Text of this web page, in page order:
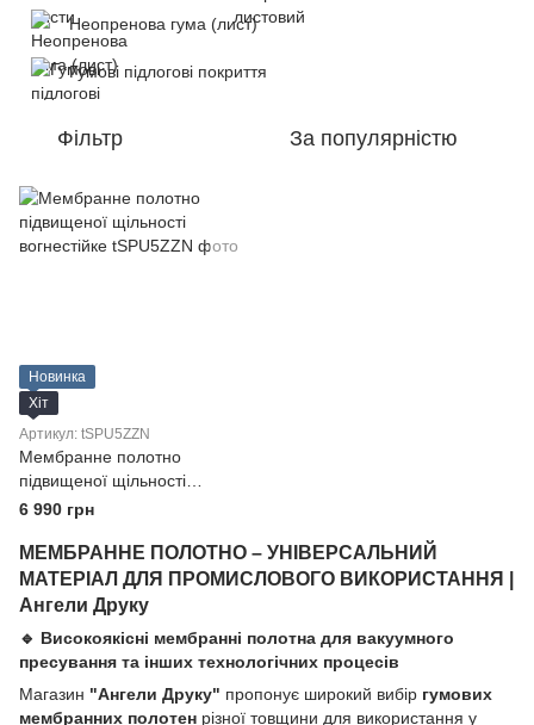
Неопренова гума (лист)
Гумові підлогові покриття
Фільтр За популярністю
Новинка
Хіт
Артикул: tSPU5ZZN
Мембранне полотно
підвищеної щільності
вогнестійке
6 990 грн
МЕМБРАННЕ ПОЛОТНО – УНІВЕРСАЛЬНИЙ
МАТЕРІАЛ ДЛЯ ПРОМИСЛОВОГО ВИКОРИСТАННЯ |
Ангели Друку
🔹 Високоякісні мембранні полотна для вакуумного
пресування та інших технологічних процесів
Магазин "Ангели Друку" пропонує широкий вибір гумових
мембранних полотен різної товщини для використання у